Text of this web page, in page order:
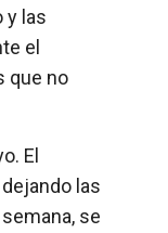
y las
el
que no
El
las
se